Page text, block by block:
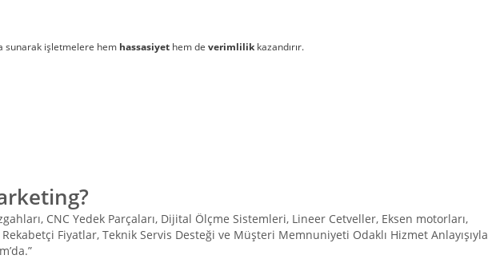
sunarak işletmelere hem hassasiyethem de verimlilikkazandırır.
CNC Yedek Parçaları, Dijital Ölçme Sistemleri, Lineer Cetveller, Eksen motorları,
Fiyatlar, Teknik Servis Desteği ve Müşteri Memnuniyeti Odaklı Hizmet Anlayışıyla